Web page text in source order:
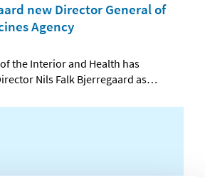
new Director General of
Agency
the Interior and Health has
Nils Falk Bjerregaard as…